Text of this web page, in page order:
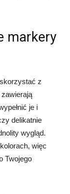
markery
z
je i
delikatnie
wygląd.
więc
Twojego